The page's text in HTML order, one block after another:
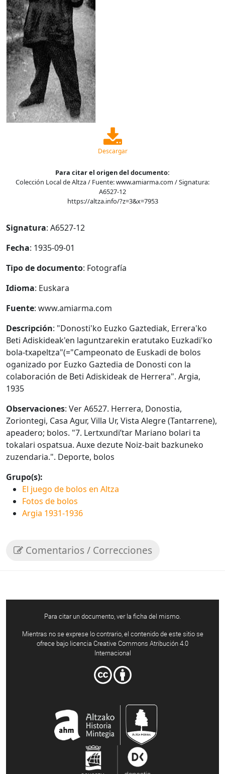
Descargar
Para citar el origen del documento:
Colección Local de Altza / Fuente: www.amiarma.com / Signatura:
A6527-12
https://altza.info/?z=3&x=7953
Signatura: A6527-12
Fecha: 1935-09-01
Tipo de documento: Fotografía
Idioma: Euskara
Fuente: www.amiarma.com
Descripción: "Donosti'ko Euzko Gaztediak, Errera'ko
Beti Adiskideak'en laguntzarekin eratutako Euzkadi'ko
bola-txapeltza"(="Campeonato de Euskadi de bolos
oganizado por Euzko Gaztedia de Donosti con la
colaboración de Beti Adiskideak de Herrera". Argia,
1935
Observaciones: Ver A6527. Herrera, Donostia,
Zoriontegi, Casa Agur, Villa Ur, Vista Alegre (Tantarrene),
apeadero; bolos. "7. Lertxundi’tar Mariano bolari ta
tokalari ospatsua. Auxe dezute Noiz-bait bazkuneko
zuzendaria.". Deporte, bolos
Grupo(s):
El juego de bolos en Altza
Fotos de bolos
Argia 1931-1936
Comentarios / Correcciones
Para citar un documento, ver la ficha del mismo.
Mientras no se exprese lo contrario, el contenido de este sitio se
ofrece bajo licencia Creative Commons Atribución 4.0
Internacional